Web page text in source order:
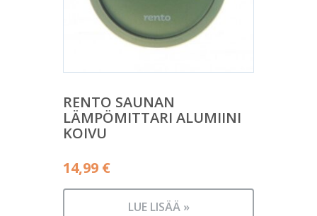
RENTO SAUNAN
LÄMPÖMITTARI ALUMIINI
KOIVU
14,99 €
LUE LISÄÄ »